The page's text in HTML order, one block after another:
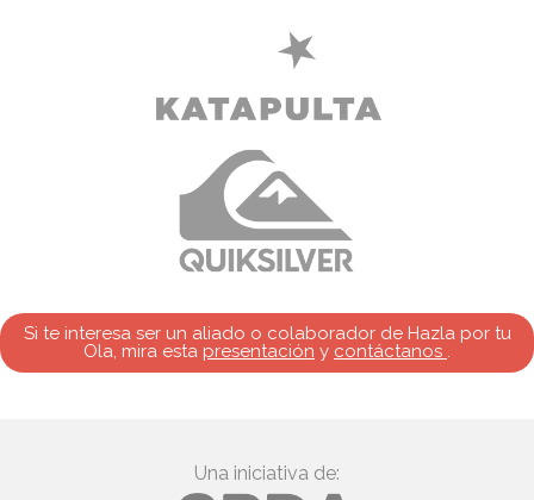
Si te interesa ser un aliado o colaborador de Hazla por tu
Ola, mira esta presentación y contáctanos .
Una iniciativa de: